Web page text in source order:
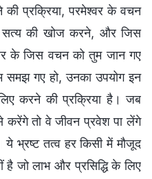
प्रक्रिया, परमेश्वर के वचन
सत्य की खोज करने, और जिस
के जिस वचन को तुम जान गए
समझ गए हो, उनका उपयोग इन
करने की प्रक्रिया है। जब
करेंगे तो वे जीवन प्रवेश पा लेंगे
ये भ्रष्ट तत्व हर किसी में मौजूद
है जो लाभ और प्रसिद्धि के लिए